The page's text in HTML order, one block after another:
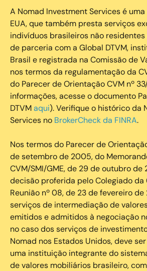
‍A Nomad Investment Services é
EUA, que também presta serviços
indivíduos brasileiros não residentes
de parceria com a Global DTVM,
Brasil e registrada na Comissão de
nos termos da regulamentação da
do Parecer de Orientação CVM nº
informações, acesse o documento
DTVMaqui). Verifique o histórico da
Services no BrokerCheck da FINRA.
Nos termos do Parecer de
de setembro de 2005, do
CVM/SMI/GME, de 29 de outubro de
decisão proferida pelo Colegiado da
Reunião nº 08, de 23 de fevereiro de
serviços de intermediação de
emitidos e admitidos à negociação
no caso dos serviços de
Nomad nos Estados Unidos, deve
uma instituição integrante do
de valores mobiliários brasileiro,